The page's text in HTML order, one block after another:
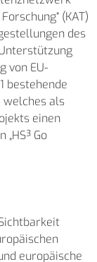
(KAT)
des
von EU-
bestehende
welches als
einen
Go
europäische